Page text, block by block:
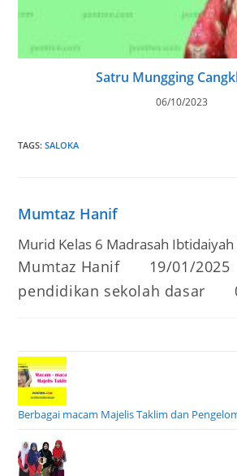
Satru Mungging
06/10/2023
TAGS:SALOKA
Mumtaz Hanif
Murid Kelas 6 Madrasah
Post
Mumtaz Hanif
Post
19/01/2025
Post
category:
pendidikan sekolah dasar
Berbagai macam Majelis Taklim dan